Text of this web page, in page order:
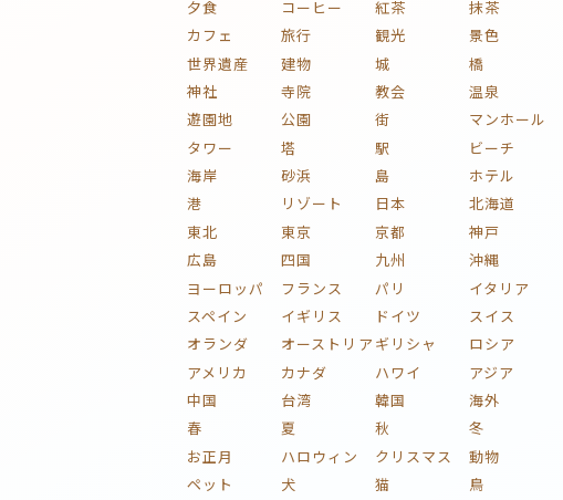
夕食
コーヒー 紅茶
抹茶
カフェ
旅行 観光
景色
世界遺産
建物 城
橋
神社
寺院 教会
温泉
遊園地
公園 街
マンホール
タワー
塔 駅
ビーチ
海岸
砂浜 島
ホテル
港
リゾート 日本
北海道
東北
東京 京都
神戸
広島
四国 九州
沖縄
ヨーロッパ
フランス パリ
イタリア
スペイン
イギリス ドイツ
スイス
オランダ
オーストリア ギリシャ
ロシア
アメリカ
カナダ ハワイ
アジア
中国
台湾 韓国
海外
春
夏 秋
冬
お正月
ハロウィン クリスマス
動物
ペット
犬 猫
鳥